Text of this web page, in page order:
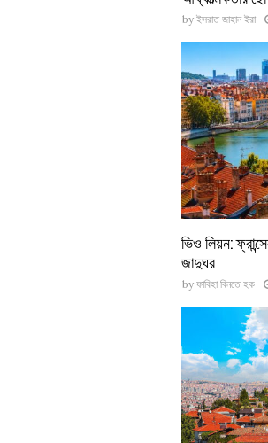
by ইসরাত জাহান ইরা
ভিও লিয়ন:
জাদুঘর
by ফাবিহা বিনতে হক